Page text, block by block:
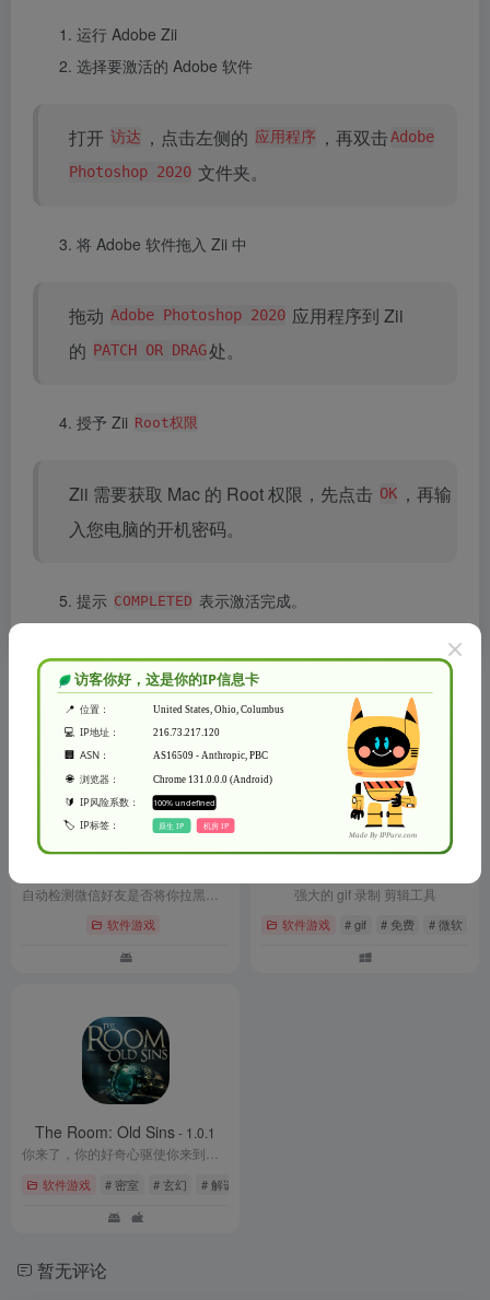
运行 Adobe Zii
选择要激活的 Adobe 软件
打开 访达 ，点击左侧的 应用程序 ，再双击Adobe
Photoshop 2020 文件夹。
将 Adobe 软件拖入 Zii 中
拖动 Adobe Photoshop 2020 应用程序到 Zii
的
PATCH OR DRAG处。
授予 Zii Root权限
Zii 需要获取 Mac 的 Root 权限，先点击 OK ，再输
入您电脑的开机密码。
提示 COMPLETED 表示激活完成。
相关软件
软件游戏
强大的 gif 录制 剪辑工具
软件游戏 # gif # 免费 # 微软
The Room: Old Sins- 1.0.1
软件游戏 # 密室 # 玄幻 # 解谜
暂无评论